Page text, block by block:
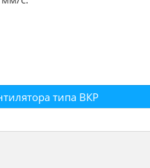
типа ВКР